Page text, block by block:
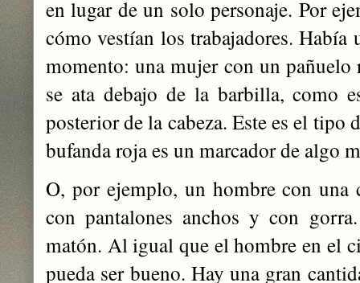
en lugar de un solo personaje. Por
cómo vestían los trabajadores. Había
momento: una mujer con un
se ata debajo de la barbilla, como
posterior de la cabeza. Este es el tipo
bufanda roja es un marcador de algo
O, por ejemplo, un hombre con
con pantalones anchos y con
matón. Al igual que el hombre en el
pueda ser bueno. Hay una gran